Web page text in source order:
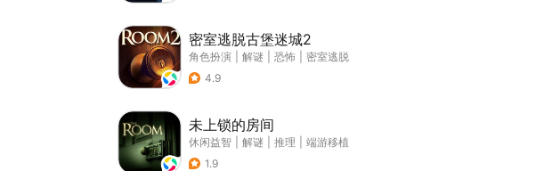
密室逃脱古堡迷城2
角色扮演 解谜 恐怖
密室逃脱
4.9
未上锁的房间
休闲益智 解谜 推理
端游移植
1.9